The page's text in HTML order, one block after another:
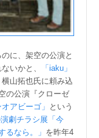
に、架空の公演と
いかと、
「iaku」
山拓也氏に頼み込
の公演『クローゼ
オアビーゴ」 という
劇チラシ展「今
るなら。」 を昨年4